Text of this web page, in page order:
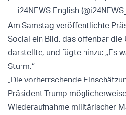
— i24NEWS English
Am Samstag veröffentlichte
Social ein Bild, das offenbar die
darstellte, und fügte hinzu: „Es
Sturm.“
„Die vorherrschende
Präsident Trump
Wiederaufnahme militärischer